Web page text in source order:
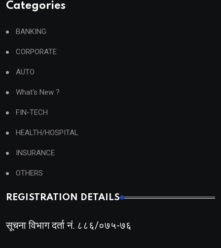
Categories
BANKING
CORPORATE
AUTO
What's New ?
FIN-TECH
HEALTH/HOSPITAL
INSURANCE
OTHERS
REGISTRATION DETAILS
सूचना विभाग दर्ता नं. ८८६/०७५-७६